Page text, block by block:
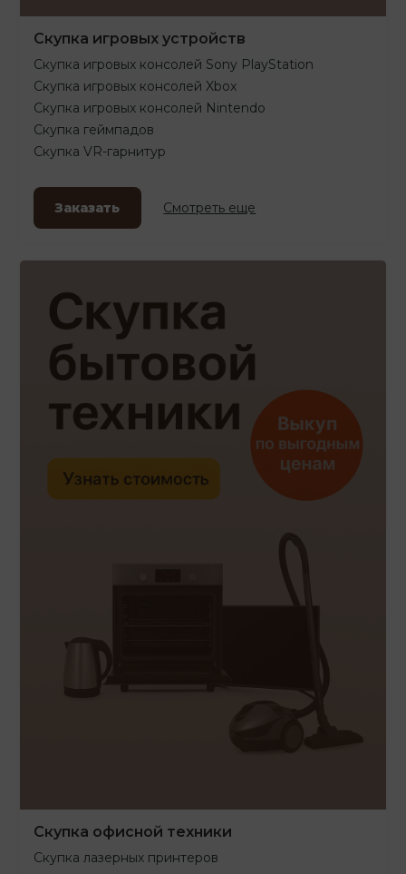
Скупка игровых устройств
Скупка игровых консолей Sony PlayStation
Скупка игровых консолей Xbox
Скупка игровых консолей Nintendo
Скупка геймпадов
Скупка VR-гарнитур
Заказать Смотреть еще
Скупка офисной техники
Скупка лазерных принтеров